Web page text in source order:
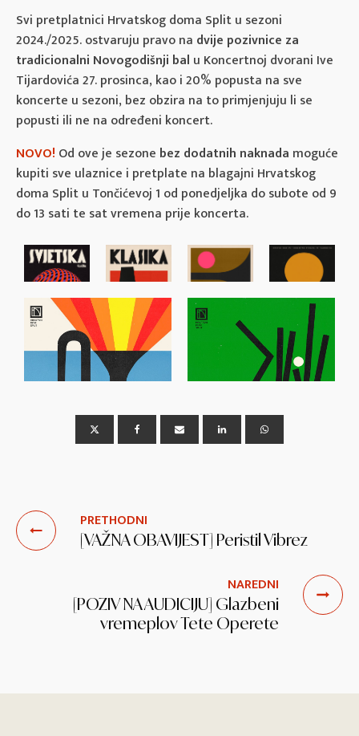
Svi pretplatnici Hrvatskog doma Split u sezoni
2024./2025. ostvaruju pravo na dvije pozivnice za
tradicionalni Novogodišnji bal u Koncertnoj dvorani Ive
Tijardovića 27. prosinca, kao i 20% popusta na sve
koncerte u sezoni, bez obzira na to primjenjuju li se
popusti ili ne na određeni koncert.
NOVO! Od ove je sezone bez dodatnih naknada moguće
kupiti sve ulaznice i pretplate na blagajni Hrvatskog
doma Split u Tončićevoj 1 od ponedjeljka do subote od 9
do 13 sati te sat vremena prije koncerta.
PRETHODNI
[VAŽNA OBAVIJEST] Peristil Vibrez
NAREDNI
[POZIV NA AUDICIJU] Glazbeni
vremeplov Tete Operete